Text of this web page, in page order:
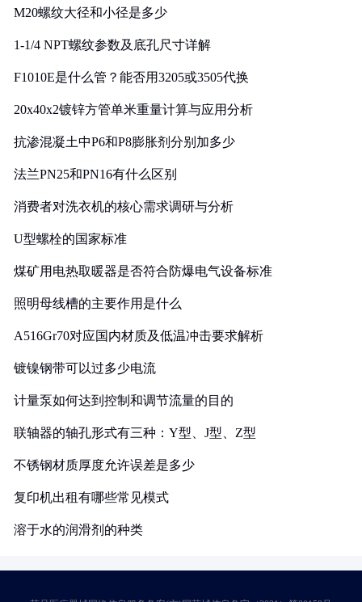
M20螺纹大径和小径是多少
1-1/4 NPT螺纹参数及底孔尺寸详解
F1010E是什么管？能否用3205或3505代换
20x40x2镀锌方管单米重量计算与应用分析
抗渗混凝土中P6和P8膨胀剂分别加多少
法兰PN25和PN16有什么区别
消费者对洗衣机的核心需求调研与分析
U型螺栓的国家标准
煤矿用电热取暖器是否符合防爆电气设备标准
照明母线槽的主要作用是什么
A516Gr70对应国内材质及低温冲击要求解析
镀镍钢带可以过多少电流
计量泵如何达到控制和调节流量的目的
联轴器的轴孔形式有三种：Y型、J型、Z型
不锈钢材质厚度允许误差是多少
复印机出租有哪些常见模式
溶于水的润滑剂的种类